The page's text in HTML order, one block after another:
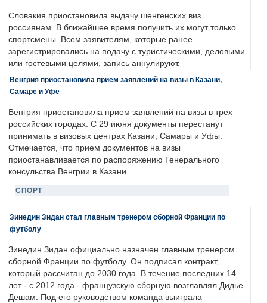
Словакия приостановила выдачу шенгенских виз
россиянам. В ближайшее время получить их могут только
спортсмены. Всем заявителям, которые ранее
зарегистрировались на подачу с туристическими, деловыми
или гостевыми целями, запись аннулируют.
Венгрия приостановила прием заявлений на визы в Казани,
Самаре и Уфе
Венгрия приостановила прием заявлений на визы в трех
российских городах. С 29 июня документы перестанут
принимать в визовых центрах Казани, Самары и Уфы.
Отмечается, что прием документов на визы
приостанавливается по распоряжению Генерального
консульства Венгрии в Казани.
СПОРТ
Зинедин Зидан стал главным тренером сборной Франции по
футболу
Зинедин Зидан официально назначен главным тренером
сборной Франции по футболу. Он подписал контракт,
который рассчитан до 2030 года. В течение последних 14
лет - с 2012 года - французскую сборную возглавлял Дидье
Дешам. Под его руководством команда выиграла